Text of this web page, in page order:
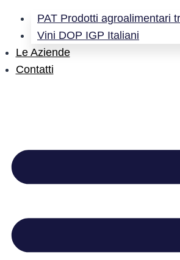
PAT Prodotti agroalimentari
Vini DOP IGP Italiani
Le Aziende
Contatti